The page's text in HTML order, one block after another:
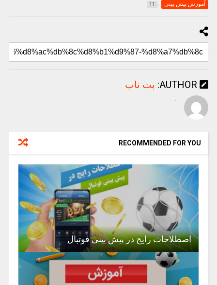
آموزش پیش بینی 11
AUTHOR: بت ناب
.
RECOMMENDED FOR YOU
اصطلاحات رایج در پیش بینی فوتبال